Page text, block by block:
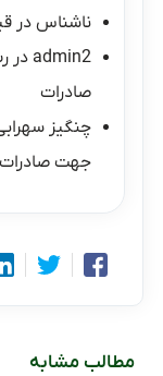
ناشناس در
admin2 در
صادرات
چنگیز
جهت صادرات
مطالب مشابه